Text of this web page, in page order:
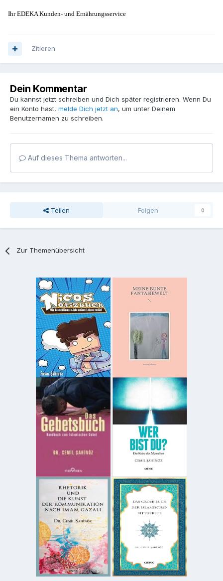
Ihr EDEKA Kunden- und Ernährungsservice
Zitieren
Dein Kommentar
Du kannst jetzt schreiben und Dich später registrieren. Wenn Du
ein Konto hast, melde Dich jetzt an, um unter Deinem
Benutzernamen zu schreiben.
Auf dieses Thema antworten...
Teilen Folgen 0
Zur Themenübersicht